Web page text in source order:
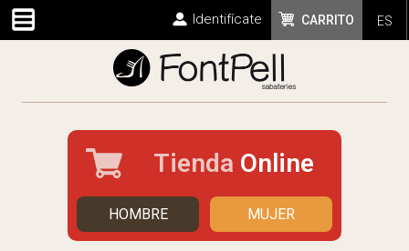
ES
CARRITO
Identifícate
Tienda Online
HOMBRE MUJER